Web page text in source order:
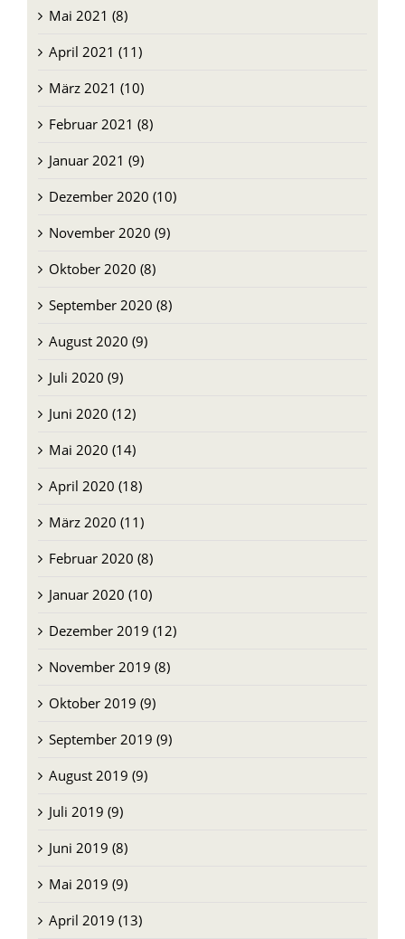
Mai 2021 (8)
April 2021 (11)
März 2021 (10)
Februar 2021 (8)
Januar 2021 (9)
Dezember 2020 (10)
November 2020 (9)
Oktober 2020 (8)
September 2020 (8)
August 2020 (9)
Juli 2020 (9)
Juni 2020 (12)
Mai 2020 (14)
April 2020 (18)
März 2020 (11)
Februar 2020 (8)
Januar 2020 (10)
Dezember 2019 (12)
November 2019 (8)
Oktober 2019 (9)
September 2019 (9)
August 2019 (9)
Juli 2019 (9)
Juni 2019 (8)
Mai 2019 (9)
April 2019 (13)